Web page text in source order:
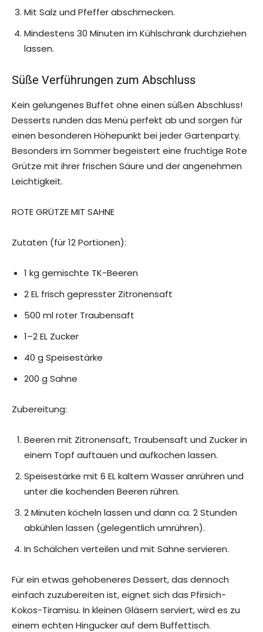
Mit Salz und Pfeffer abschmecken.
Mindestens 30 Minuten im Kühlschrank durchziehen
lassen.
Süße Verführungen zum Abschluss
Kein gelungenes Buffet ohne einen süßen Abschluss!
Desserts runden das Menü perfekt ab und sorgen für
einen besonderen Höhepunkt bei jeder Gartenparty.
Besonders im Sommer begeistert eine fruchtige Rote
Grütze mit ihrer frischen Säure und der angenehmen
Leichtigkeit.
ROTE GRÜTZE MIT SAHNE
Zutaten (für 12 Portionen):
1 kg gemischte TK-Beeren
2 EL frisch gepresster Zitronensaft
500 ml roter Traubensaft
1–2 EL Zucker
40 g Speisestärke
200 g Sahne
Zubereitung:
Beeren mit Zitronensaft, Traubensaft und Zucker in
einem Topf auftauen und aufkochen lassen.
Speisestärke mit 6 EL kaltem Wasser anrühren und
unter die kochenden Beeren rühren.
2 Minuten köcheln lassen und dann ca. 2 Stunden
abkühlen lassen (gelegentlich umrühren).
In Schälchen verteilen und mit Sahne servieren.
Für ein etwas gehobeneres Dessert, das dennoch
einfach zuzubereiten ist, eignet sich das Pfirsich-
Kokos-Tiramisu. In kleinen Gläsern serviert, wird es zu
einem echten Hingucker auf dem Buffettisch.